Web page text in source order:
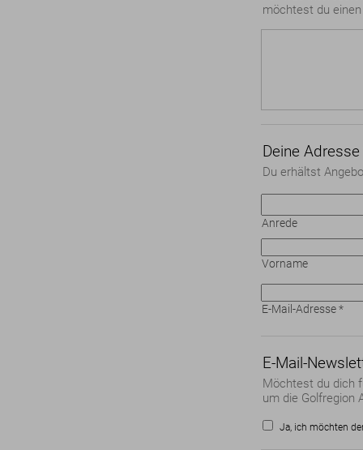
möchtest du
Deine Adresse
Du erhältst
Anrede
Vorname
E-Mail-Adresse*
E-Mail-
Möchtest du dich
um die Golfregion
Ja, ich möchten